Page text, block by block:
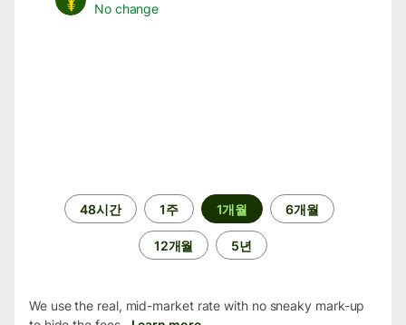
No change
48시간 1주 1개월 6개월
12개월 5년
We use the real, mid-market rate with no sneaky mark-up